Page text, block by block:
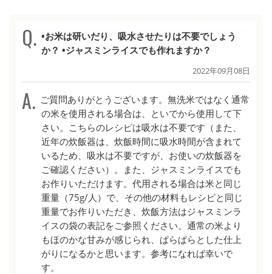
•お米は研いだり、吸水させたりは不要でしょう
か？ •ジャスミンライスでも作れますか？
2022年09月08日
ご質問ありがとうございます。無洗米ではなく通常
の米を使用される場合は、といでから使用して下
さい。こちらのレシピは吸水は不要です（また、
近年の炊飯器は、炊飯時間に吸水時間が含まれて
いるため、吸水は不要ですが、お使いの炊飯器を
ご確認ください）。また、ジャスミンライスでも
お作りいただけます。代用される場合は米と同じ
重量（75g/人）で、その他の材料もレシピと同じ
重量でお作りいただき、炊飯方法はジャスミンラ
イスの袋の表記をご参照ください。通常の米より
もほのかな甘みが感じられ、ぱらぱらとした仕上
がりになるかと思います。参考になれば幸いで
す。